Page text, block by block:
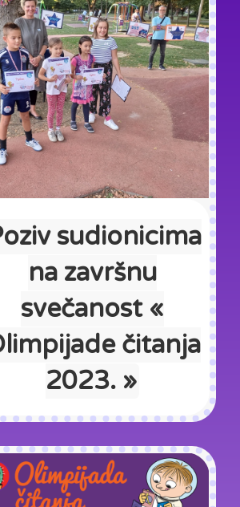
sudionicima
na završnu
svečanost «
čitanja
2023. »